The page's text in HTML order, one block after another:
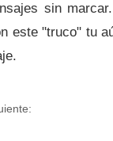
sin
este "truco" tu